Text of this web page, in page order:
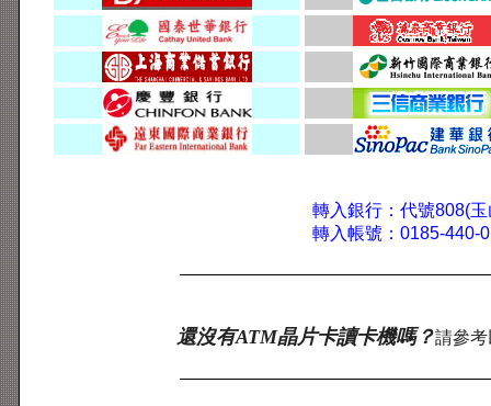
轉入銀行：代號808(
轉入帳號：0185-440-
還沒有ATM晶片卡讀卡機嗎？請參